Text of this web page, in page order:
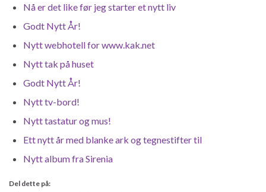
Nå er det like før jeg starter et nytt liv
Godt Nytt År!
Nytt webhotell for www.kak.net
Nytt tak på huset
Godt Nytt År!
Nytt tv-bord!
Nytt tastatur og mus!
Ett nytt år med blanke ark og tegnestifter til
Nytt album fra Sirenia
Del dette på: